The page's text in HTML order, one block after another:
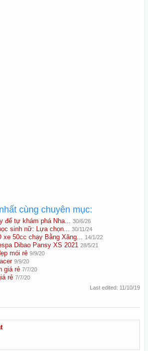
cùng chuyên mục:
để tự khám phá Nha... 30/6/26
sinh nữ: Lựa chọn... 30/11/24
xe 50cc chạy Bằng Xăng... 14/1/22
Dibao Pansy XS 2021 28/5/21
mói rẻ 9/9/20
9/9/20
giá rẻ 7/7/20
rẻ 7/7/20
Last edited: 11/10/19